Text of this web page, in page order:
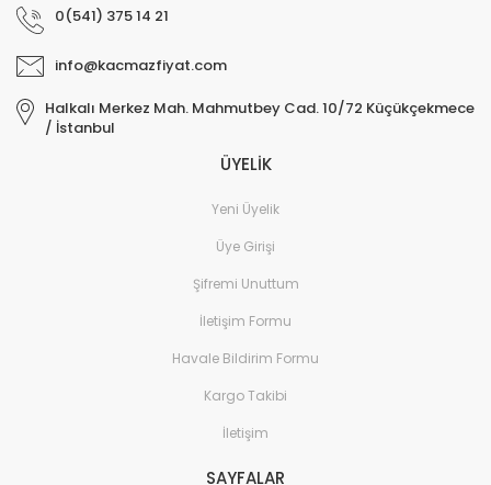
0(541) 375 14 21
info@kacmazfiyat.com
Halkalı Merkez Mah. Mahmutbey Cad. 10/72 Küçükçekmece
/ İstanbul
ÜYELİK
Yeni Üyelik
Üye Girişi
Şifremi Unuttum
İletişim Formu
Havale Bildirim Formu
Kargo Takibi
İletişim
SAYFALAR